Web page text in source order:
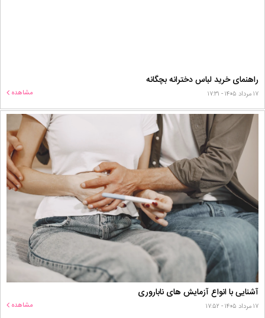
راهنمای خرید لباس دخترانه بچگانه
۱۷ مرداد ۱۴۰۵ - ۱۷:۳۱ مشاهده
آشنایی با انواع آزمایش های ناباروری
۱۷ مرداد ۱۴۰۵ - ۱۷:۵۲ مشاهده